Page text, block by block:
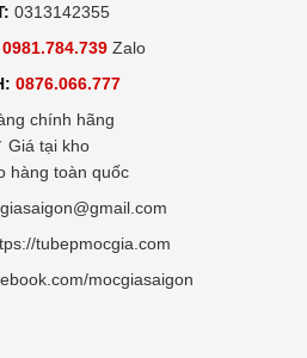
0313142355
0981.784.739 Zalo
0876.066.777
chính hãng
Giá tại kho
hàng toàn quốc
tubepmocgia.com
mocgiasaigon